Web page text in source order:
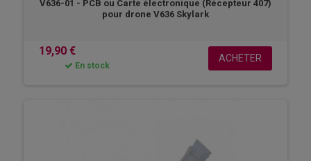
V636-01 - PCB ou Carte électronique (Récepteur 407)
pour drone V636 Skylark
19,90 €
En stock
ACHETER